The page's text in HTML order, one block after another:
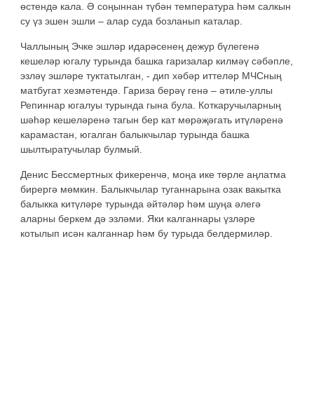
өстендә кала. Ә соңыннан түбән температура һәм салкын
су үз эшен эшли – алар суда бозланып каталар.
Чаллының Эчке эшләр идарәсенең дежур бүлегенә
кешеләр югалу турында башка гаризалар килмәү сәбәпле,
эзләү эшләре туктатылган, - дип хәбәр иттеләр МЧСның
матбугат хезмәтендә. Гариза берәү генә – әтиле-уллы
Репиннар югалуы турында гына була. Коткаручыларның
шәһәр кешеләренә тагын бер кат мөрәҗәгать итүләренә
карамастан, югалган балыкчылар турында башка
шылтыратучылар булмый.
Денис Бессмертных фикеренчә, моңа ике төрле аңлатма
бирергә мөмкин. Балыкчылар туганнарына озак вакытка
балыкка китүләре турында әйтәләр һәм шуңа әлегә
аларны беркем дә эзләми. Яки калганнары үзләре
котылып исән калганнар һәм бу турыда белдермиләр.